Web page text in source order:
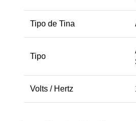
Tipo de Tina
Tipo
Volts / Hertz